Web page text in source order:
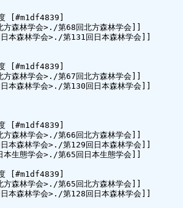
[#m1df4839]
森林学会>./第68回北方森林学会]]
森林学会>./第131回日本森林学会]]
[#m1df4839]
森林学会>./第67回北方森林学会]]
森林学会>./第130回日本森林学会]]
[#m1df4839]
森林学会>./第66回北方森林学会]]
森林学会>./第129回日本森林学会]]
生態学会>./第65回日本生態学会]]
[#m1df4839]
森林学会>./第65回北方森林学会]]
森林学会>./第128回日本森林学会]]